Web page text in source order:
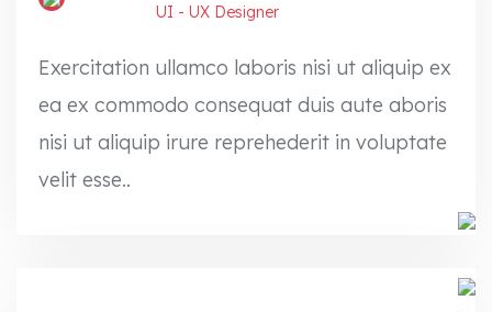
UI - UX Designer
Exercitation ullamco laboris nisi ut aliquip ex
ea ex commodo consequat duis aute aboris
nisi ut aliquip irure reprehederit in voluptate
velit esse..